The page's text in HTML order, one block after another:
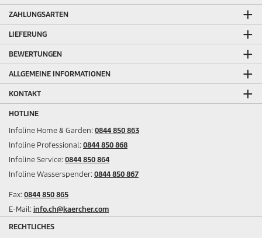
ZAHLUNGSARTEN
LIEFERUNG
BEWERTUNGEN
ALLGEMEINE INFORMATIONEN
KONTAKT
HOTLINE
Infoline Home & Garden: 0844 850 863
Infoline Professional: 0844 850 868
Infoline Service: 0844 850 864
Infoline Wasserspender: 0844 850 867
Fax: 0844 850 865
E-Mail: info.ch@kaercher.com
RECHTLICHES